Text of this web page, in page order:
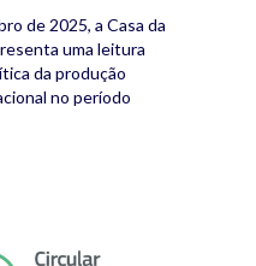
de 2025, a Casa da
uma leitura
da produção
no período